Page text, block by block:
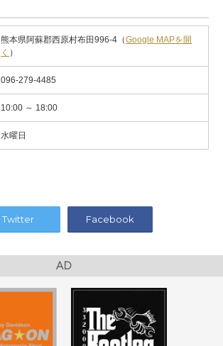
熊本県阿蘇郡西原村布田996-4（Google MAPを開
く ）
096-279-4485
10:00 ～ 18:00
水曜日
Twitter Facebook
AD